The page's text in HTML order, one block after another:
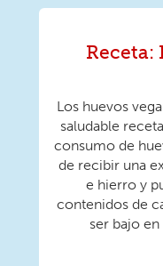
Receta:
Los huevos
saludable
consumo de
de recibir una
e hierro y
contenidos de
ser bajo